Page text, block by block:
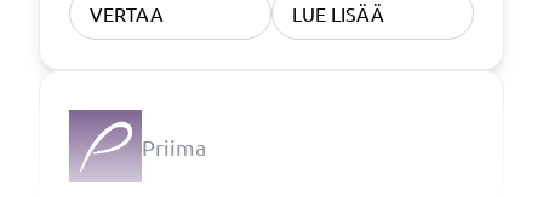
VERTAA LUE LISÄÄ
Priima